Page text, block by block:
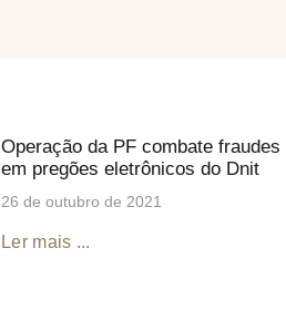
Operação da PF combate fraudes
em pregões eletrônicos do Dnit
26 de outubro de 2021
Ler mais ...